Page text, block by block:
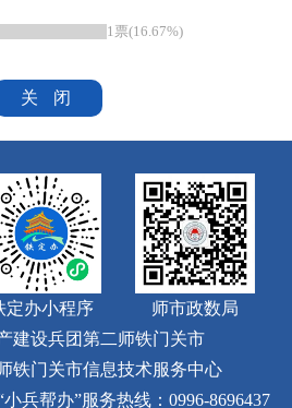
1票(16.67%)
关 闭
定办小程序
师市政数局
建设兵团第二师铁门关市
铁门关市信息技术服务中心
小兵帮办”服务热线：0996-8696437